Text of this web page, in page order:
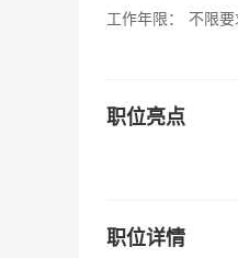
工作年限：
不限要
职位亮点
职位详情